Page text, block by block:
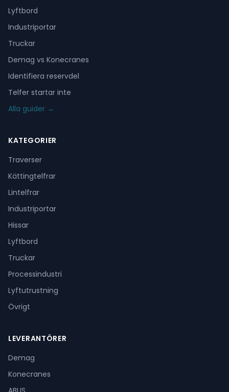
Lyftbord
Industriportar
Truckar
Demag vs Konecranes
Identifiera reservdel
Telfer startar inte
Alla guider →
KATEGORIER
Traverser
Kättingtelfrar
Lintelfrar
Industriportar
Hissar
Lyftbord
Truckar
Processindustri
Lyftutrustning
Övrigt
LEVERANTÖRER
Demag
Konecranes